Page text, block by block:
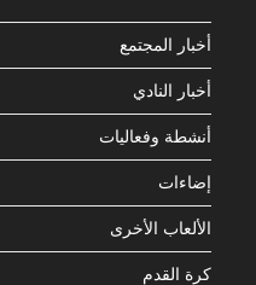
أخبار المجتمع
أخبار النادي
أنشطة وفعاليات
إضاءات
الألعاب الأخرى
كرة القدم